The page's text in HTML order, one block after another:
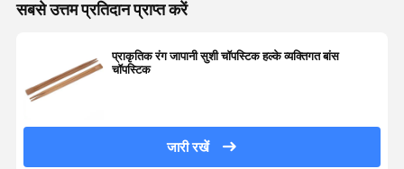
सबसे उत्तम प्रतिदान प्राप्त करें
प्राकृतिक रंग जापानी सुशी चॉपस्टिक हल्के व्यक्तिगत बांस
चॉपस्टिक
जारी रखें